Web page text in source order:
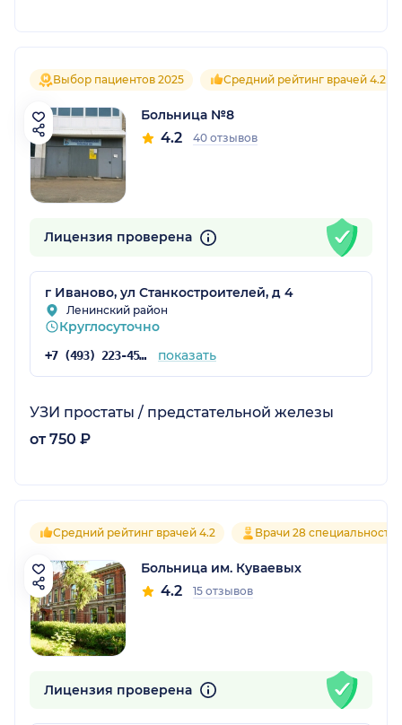
Выбор пациентов 2025 Средний рейтинг врачей 4.2
Больница №8
4.2 40 отзывов
Лицензия проверена
г Иваново, ул Станкостроителей, д 4
Ленинский район
Круглосуточно
+7 (493) 223-45-11 показать
УЗИ простаты / предстательной железы
от 750 ₽
Средний рейтинг врачей 4.2 Врачи 28
Больница им. Куваевых
4.2 15 отзывов
Лицензия проверена